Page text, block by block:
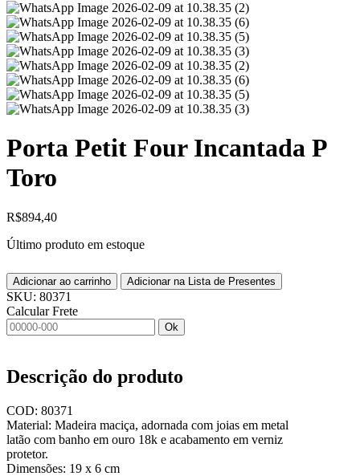
Porta Petit Four Incantada P
Toro
R$894,40
Último produto em estoque
Adicionar ao carrinho Adicionar na Lista de Presentes
SKU: 80371
Calcular Frete
Ok
Descrição do produto
COD: 80371
Material: Madeira maciça, adornada com joias em metal
latão com banho em ouro 18k e acabamento em verniz
protetor.
Dimensões: 19 x 6 cm